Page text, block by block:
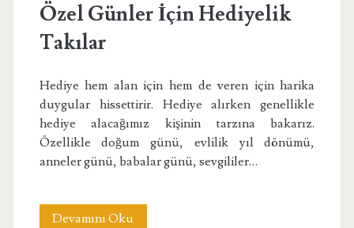
Özel Günler İçin Hediyelik
Takılar
Hediye hem alan için hem de veren için harika
duygular hissettirir. Hediye alırken genellikle
hediye alacağımız kişinin tarzına bakarız.
Özellikle doğum günü, evlilik yıl dönümü,
anneler günü, babalar günü, sevgililer…
Devamını OkuÖzel